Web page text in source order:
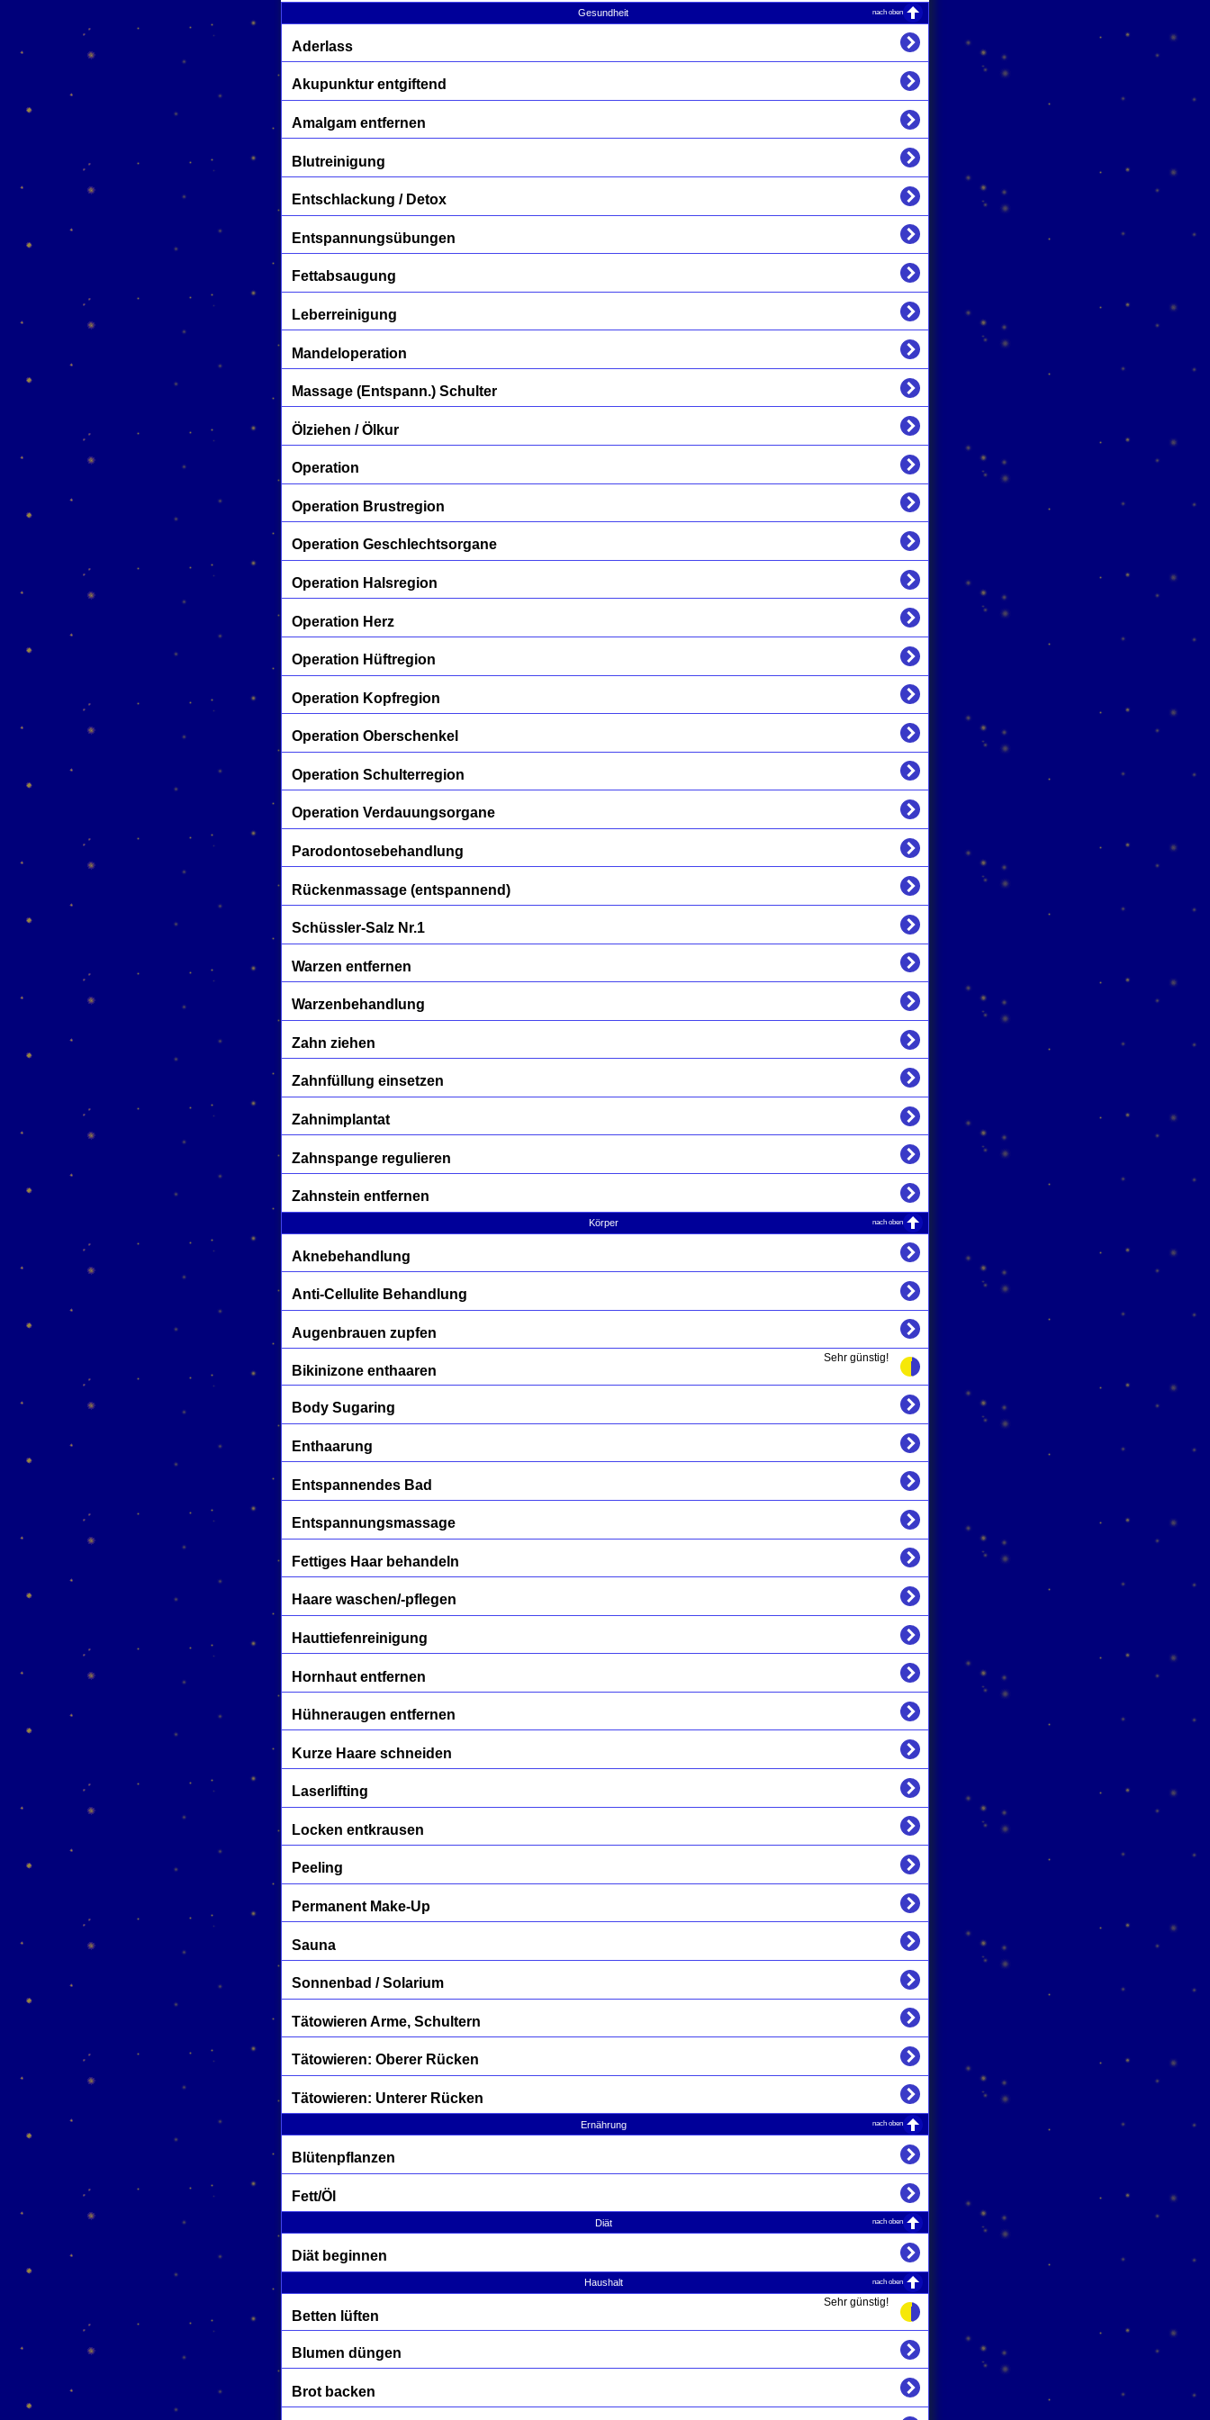
Gesundheit nach oben
Aderlass
Akupunktur entgiftend
Amalgam entfernen
Blutreinigung
Entschlackung / Detox
Entspannungsübungen
Fettabsaugung
Leberreinigung
Mandeloperation
Massage (Entspann.) Schulter
Ölziehen / Ölkur
Operation
Operation Brustregion
Operation Geschlechtsorgane
Operation Halsregion
Operation Herz
Operation Hüftregion
Operation Kopfregion
Operation Oberschenkel
Operation Schulterregion
Operation Verdauungsorgane
Parodontosebehandlung
Rückenmassage (entspannend)
Schüssler-Salz Nr.1
Warzen entfernen
Warzenbehandlung
Zahn ziehen
Zahnfüllung einsetzen
Zahnimplantat
Zahnspange regulieren
Zahnstein entfernen
Körper nach oben
Aknebehandlung
Anti-Cellulite Behandlung
Augenbrauen zupfen
Sehr günstig!
Bikinizone enthaaren
Body Sugaring
Enthaarung
Entspannendes Bad
Entspannungsmassage
Fettiges Haar behandeln
Haare waschen/-pflegen
Hauttiefenreinigung
Hornhaut entfernen
Hühneraugen entfernen
Kurze Haare schneiden
Laserlifting
Locken entkrausen
Peeling
Permanent Make-Up
Sauna
Sonnenbad / Solarium
Tätowieren Arme, Schultern
Tätowieren: Oberer Rücken
Tätowieren: Unterer Rücken
Ernährung nach oben
Blütenpflanzen
Fett/Öl
Diät nach oben
Diät beginnen
Haushalt nach oben
Sehr günstig!
Betten lüften
Blumen düngen
Brot backen